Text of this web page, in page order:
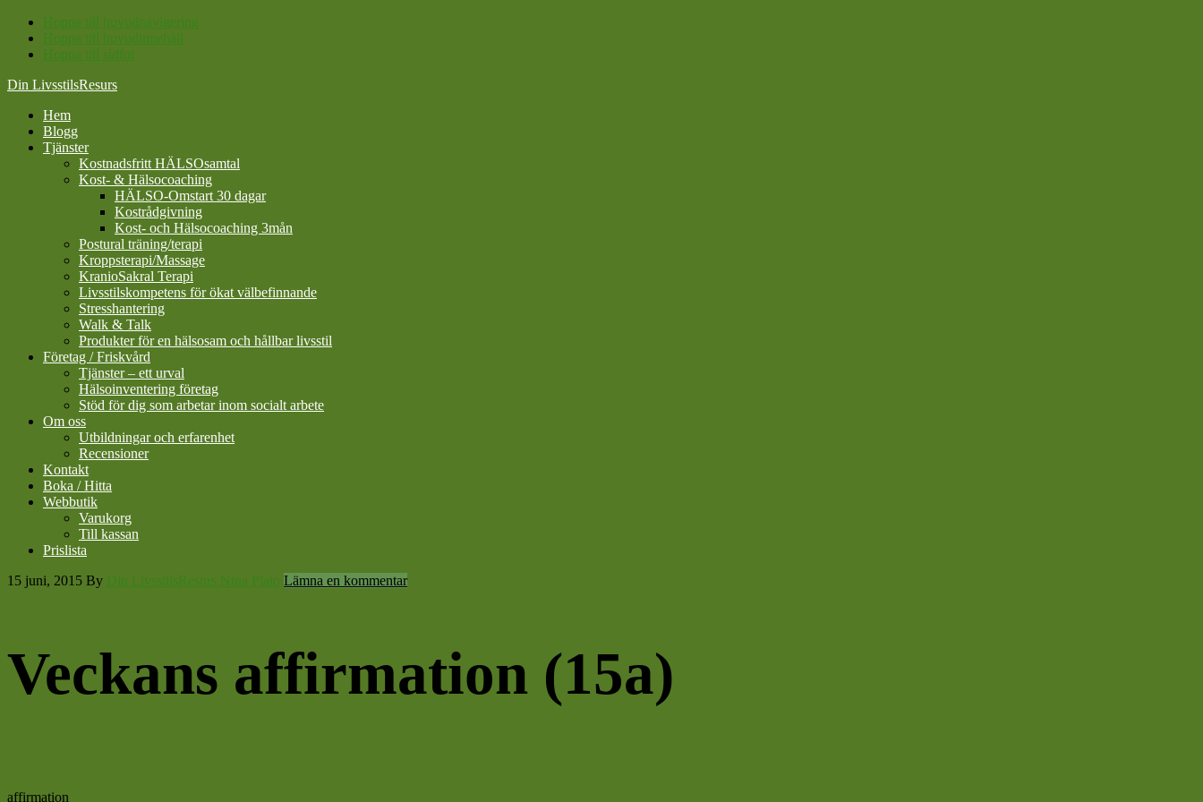
Hoppa till huvudnavigering
Hoppa till huvudinnehåll
Hoppa till sidfot
Din LivsstilsResurs
Hem
Blogg
Tjänster
Kostnadsfritt HÄLSOsamtal
Kost- & Hälsocoaching
HÄLSO-Omstart 30 dagar
Kostrådgivning
Kost- och Hälsocoaching 3mån
Postural träning/terapi
Kroppsterapi/Massage
KranioSakral Terapi
Livsstilskompetens för ökat välbefinnande
Stresshantering
Walk & Talk
Produkter för en hälsosam och hållbar livsstil
Företag / Friskvård
Tjänster – ett urval
Hälsoinventering företag
Stöd för dig som arbetar inom socialt arbete
Om oss
Utbildningar och erfarenhet
Recensioner
Kontakt
Boka / Hitta
Webbutik
Varukorg
Till kassan
Prislista
15 juni, 2015 By Din LivsstilsResurs Nina Plato Lämna en kommentar
Veckans affirmation (15a)
affirmation